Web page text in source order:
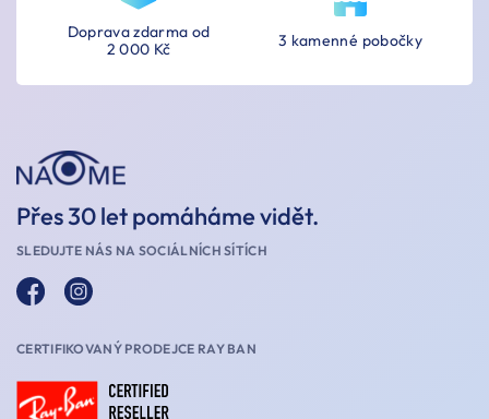
3 kamenné pobočky
Doprava zdarma od
2 000 Kč
Přes 30 let pomáháme vidět.
SLEDUJTE NÁS NA SOCIÁLNÍCH SÍTÍCH
CERTIFIKOVANÝ PRODEJCE RAY BAN